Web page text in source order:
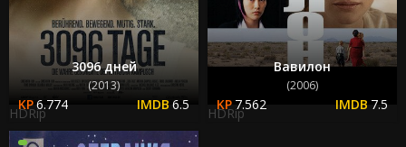
3096 дней
(2013)
6.774 6.5
HDRip
Вавилон
(2006)
7.562 7.5
HDRip